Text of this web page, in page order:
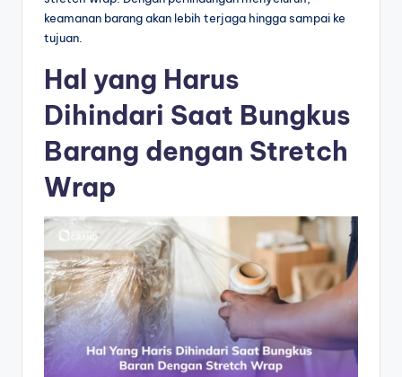
keamanan barang akan lebih terjaga hingga sampai ke
tujuan.
Hal yang Harus
Dihindari Saat Bungkus
Barang dengan Stretch
Wrap